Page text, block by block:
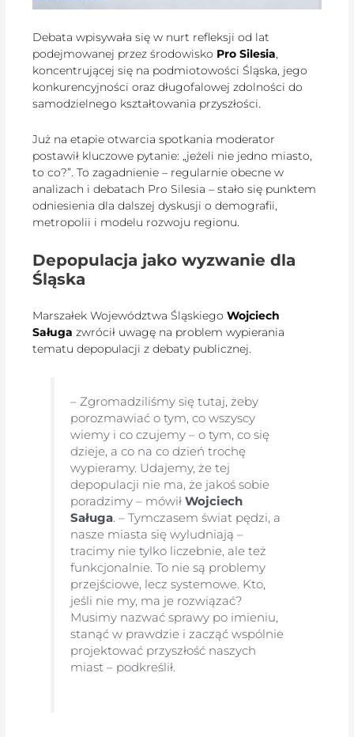
Debata wpisywała się w nurt refleksji od lat
podejmowanej przez środowisko Pro Silesia
koncentrującej się na podmiotowości Śląska, jego
konkurencyjności oraz długofalowej zdolności do
samodzielnego kształtowania przyszłości.
Już na etapie otwarcia spotkania moderator
postawił kluczowe pytanie: „jeżeli nie jedno miasto,
to co?”. To zagadnienie – regularnie obecne w
analizach i debatach Pro Silesia – stało się punktem
odniesienia dla dalszej dyskusji o demografii,
metropolii i modelu rozwoju regionu.
Depopulacja jako wyzwanie dla
Śląska
Marszałek Województwa ŚląskiegoWojciech
Saługa zwrócił uwagę na problem wypierania
tematu depopulacji z debaty publicznej.
– Zgromadziliśmy się tutaj, żeby
porozmawiać o tym, co wszyscy
wiemy i co czujemy – o tym, co się
dzieje, a co na co dzień trochę
wypieramy. Udajemy, że tej
depopulacji nie ma, że jakoś sobie
poradzimy – mówiłWojciech
Saługa . – Tymczasem świat pędzi, a
nasze miasta się wyludniają –
tracimy nie tylko liczebnie, ale też
funkcjonalnie. To nie są problemy
przejściowe, lecz systemowe. Kto,
jeśli nie my, ma je rozwiązać?
Musimy nazwać sprawy po imieniu,
stanąć w prawdzie i zacząć wspólnie
projektować przyszłość naszych
miast – podkreślił.